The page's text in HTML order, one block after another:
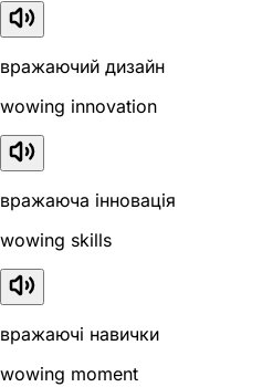
вражаючий дизайн
wowing innovation
вражаюча інновація
wowing skills
вражаючі навички
wowing moment